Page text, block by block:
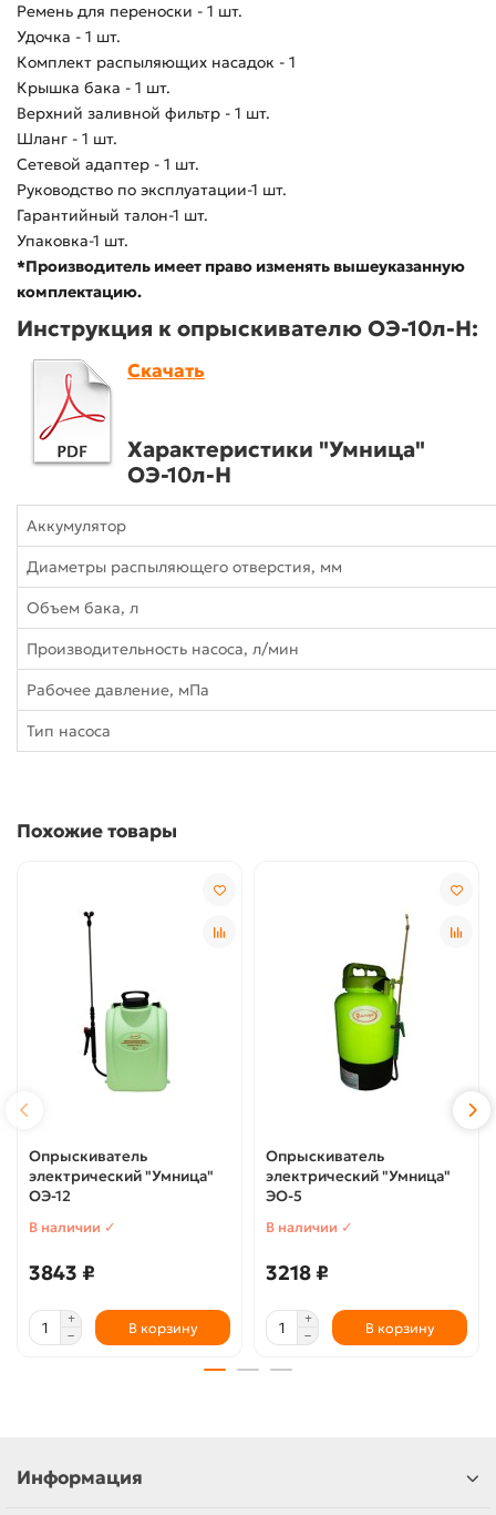
Ремень для переноски - 1 шт.
Удочка - 1 шт.
Комплект распыляющих насадок - 1
Крышка бака - 1 шт.
Верхний заливной фильтр - 1 шт.
Шланг - 1 шт.
Сетевой адаптер - 1 шт.
Руководство по эксплуатации-1 шт.
Гарантийный талон-1 шт.
Упаковка-1 шт.
*Производитель имеет право изменять вышеуказанную
комплектацию.
Инструкция к опрыскивателю ОЭ-10л-Н:
Скачать
Характеристики "Умница"
ОЭ-10л-Н
Аккумулятор
Диаметры распыляющего отверстия, мм
Объем бака, л
Производительность насоса, л/мин
Рабочее давление, мПа
Тип насоса
Похожие товары
Опрыскиватель
электрический "Умница"
ОЭ-12
В наличии ✓
3843 ₽
В корзину
Опрыскиватель
электрический "Умница"
ЭО-5
В наличии ✓
3218 ₽
В корзину
Информация